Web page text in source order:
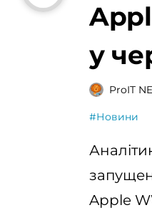
у
ProIT
#Новини
Apple